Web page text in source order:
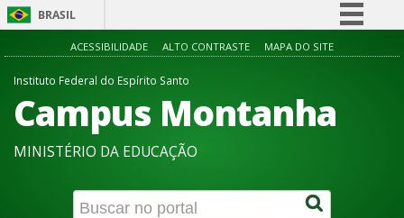
BRASIL
Simplifique!
Participe
Acesso à informação
Canais
ACESSIBILIDADE ALTO CONTRASTE MAPA DO SITE
Instituto Federal do Espírito Santo
Campus Montanha
MINISTÉRIO DA EDUCAÇÃO